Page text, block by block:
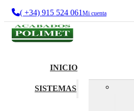
( +34) 915 524 061 Mi cuenta
INICIO
SISTEMAS